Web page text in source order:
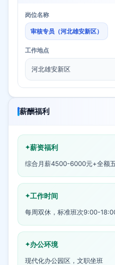
岗位名称
审核专员（河北雄安新区）
工作地点
河北雄安新区
薪酬福利
薪资福利
综合月薪4500-6000元+全额
工作时间
每周双休，标准班次9:00-
办公环境
现代化办公园区，文职坐班